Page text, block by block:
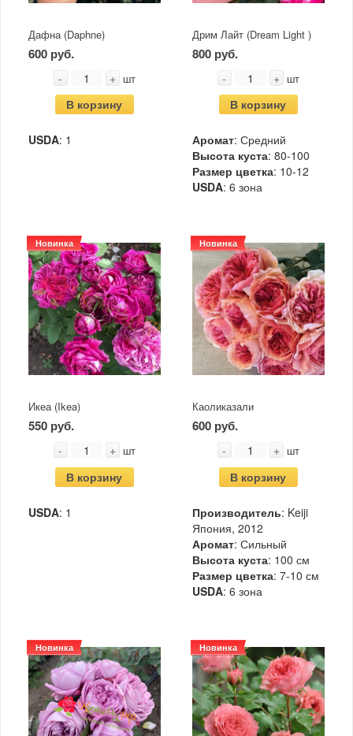
Дафна (Daphne)
600 руб.
- + шт
В корзину
USDA: 1
Дрим Лайт (Dream Light )
800 руб.
- + шт
В корзину
Аромат: Средний
Высота куста: 80-100
Размер цветка: 10-12
USDA: 6 зона
Новинка
Икеа (Ikea)
550 руб.
- + шт
В корзину
USDA: 1
Новинка
Каоликазали
600 руб.
- + шт
В корзину
Производитель: Keiji
Япония, 2012
Аромат: Сильный
Высота куста: 100 см
Размер цветка: 7-10 см
USDA: 6 зона
Новинка Новинка